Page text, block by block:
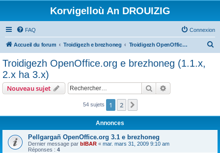
Korvigelloù An DROUIZIG
FAQ Connexion
Accueil du forum Troidigezh e brezhoneg Troidigezh OpenOffice.org e brezhoneg (1.1.x, 2.x ha 3.x)
c
Troidigezh OpenOffice.org e brezhoneg (1.1.x,
2.x ha 3.x)
Nouveau sujet Rechercher
54 sujets 1 2
Annonces
Pellgargañ OpenOffice.org 3.1 e brezhoneg
Dernier message par bIBAR « mar. mars 31, 2009 9:10 am
Réponses : 4